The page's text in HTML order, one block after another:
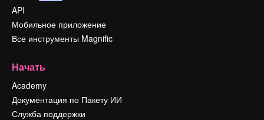
API
Мобильное приложение
Все инструменты Magnific
Начать
Academy
Документация по Пакету ИИ
Служба поддержки